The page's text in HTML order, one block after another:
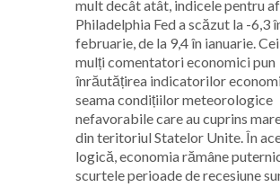
mult decât atât, indicele pentru
Philadelphia Fed a scăzut la -6,3
februarie, de la 9,4 în ianuarie.
mulți comentatori economici pun
înrăutățirea indicatorilor
seama condițiilor meteorologice
nefavorabile care au cuprins
din teritoriul Statelor Unite. În
logică, economia rămâne
scurtele perioade de recesiune